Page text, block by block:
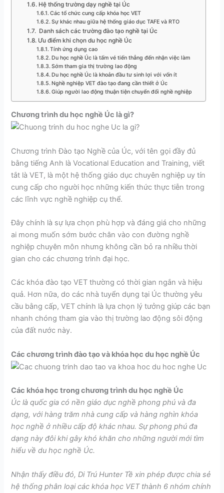
Hệ thống trường dạy nghề tại Úc
Các tổ chức cung cấp khóa học VET
Sự khác nhau giữa hệ thống giáo dục TAFE và RTO
Danh sách các trường đào tạo nghề tại Úc
Ưu điểm khi chọn du học nghề Úc
Tính ứng dụng cao
Du học nghề Úc là tấm vé tiến thẳng đến nhận việc làm
Sớm tham gia thị trường lao động
Du học nghề Úc là khoản đầu tư sinh lợi với vốn ít
Nghề nghiệp VET đào tạo đang cần thiết ở Úc
Giúp người lao động thuận tiện chuyển đổi nghề nghiệp
Chương trình du học nghề Úc là gì?
Chương trình Đào tạo Nghề của Úc, với tên gọi đầy đủ
bằng tiếng Anh là Vocational Education and Training, viết
tắt là VET, là một hệ thống giáo dục chuyên nghiệp uy tín
cung cấp cho người học những kiến thức thực tiễn trong
các lĩnh vực nghề nghiệp cụ thể.
Đây chính là sự lựa chọn phù hợp và đáng giá cho những
ai mong muốn sớm bước chân vào con đường nghề
nghiệp chuyên môn nhưng không cần bỏ ra nhiều thời
gian cho các chương trình đại học.
Các khóa đào tạo VET thường có thời gian ngắn và hiệu
quả. Hơn nữa, do các nhà tuyển dụng tại Úc thường yêu
cầu bằng cấp, VET chính là lựa chọn lý tưởng giúp các bạn
nhanh chóng tham gia vào thị trường lao động sôi động
của đất nước này.
Các chương trình đào tạo và khóa học du học nghề Úc
Các khóa học trong chương trình du học nghề Úc
Úc là quốc gia có nền giáo dục nghề phong phú và đa
dạng, với hàng trăm nhà cung cấp và hàng nghìn khóa
học nghề ở nhiều cấp độ khác nhau.Sự phong phú đa
dạng này đôi khi gây khó khăn cho những người mới tìm
hiểu về du học nghề Úc.
Nhận thấy điều đó, Di Trú Hunter Tề xin phép được chia sẻ
hệ thống phân loại các khóa học VET thành 6 nhóm chính